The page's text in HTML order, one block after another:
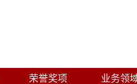
荣誉奖项 业务领